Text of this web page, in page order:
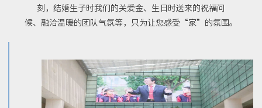
刻，结婚生子时我们的关爱金、生日时送来的祝福问
候、融洽温暖的团队气氛等，只为让您感受“家”的氛围。